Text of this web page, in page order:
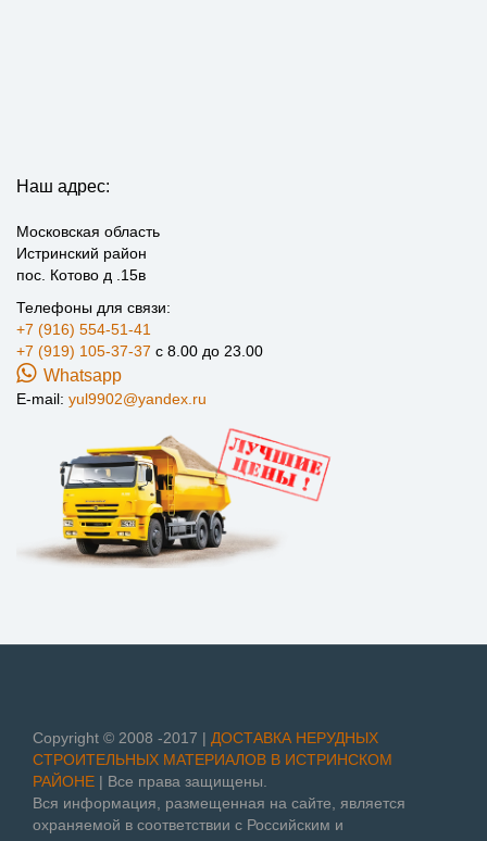
Наш адрес:
Московская область
Истринский район
пос. Котово д .15в
Телефоны для связи:
+7 (916) 554-51-41
+7 (919) 105-37-37 с 8.00 до 23.00
Whatsapp
E-mail: yul9902@yandex.ru
Copyright © 2008 -2017 | ДОСТАВКА НЕРУДНЫХ
СТРОИТЕЛЬНЫХ МАТЕРИАЛОВ В ИСТРИНСКОМ
РАЙОНЕ | Все права защищены.
Вся информация, размещенная на сайте, является
охраняемой в соответствии с Российским и